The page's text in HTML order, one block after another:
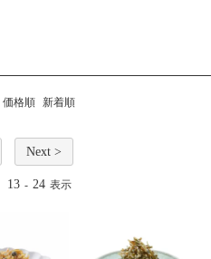
価格順 新着順
Next >
13 - 24 表示